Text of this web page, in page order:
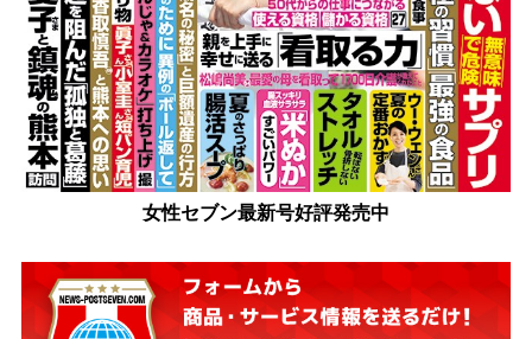
女性セブン最新号好評発売中